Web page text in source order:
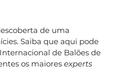
de uma
Saiba que aqui pode
de Balões de
os maiores experts